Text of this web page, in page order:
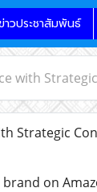
าวประชาสัมพันธ์
with
Strategic
on